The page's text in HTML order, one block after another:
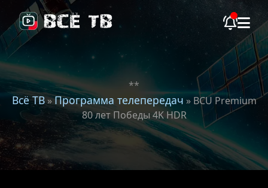
**
Всё ТВ»Программа телепередач » BCU Premium
80 лет Победы 4K HDR